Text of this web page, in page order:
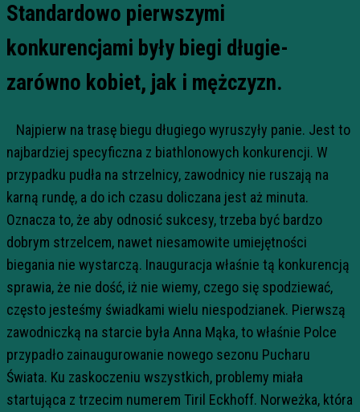
Standardowo pierwszymi
konkurencjami były biegi długie-
zarówno kobiet, jak i mężczyzn.
Najpierw na trasę biegu długiego wyruszyły panie. Jest to
najbardziej specyficzna z biathlonowych konkurencji. W
przypadku pudła na strzelnicy, zawodnicy nie ruszają na
karną rundę, a do ich czasu doliczana jest aż minuta.
Oznacza to, że aby odnosić sukcesy, trzeba być bardzo
dobrym strzelcem, nawet niesamowite umiejętności
biegania nie wystarczą. Inauguracja właśnie tą konkurencją
sprawia, że nie dość, iż nie wiemy, czego się spodziewać,
często jesteśmy świadkami wielu niespodzianek. Pierwszą
zawodniczką na starcie była Anna Mąka, to właśnie Polce
przypadło zainaugurowanie nowego sezonu Pucharu
Świata. Ku zaskoczeniu wszystkich, problemy miała
startująca z trzecim numerem Tiril Eckhoff. Norweżka, która